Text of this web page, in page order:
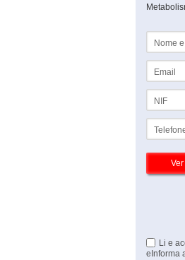
Li e
eInforma